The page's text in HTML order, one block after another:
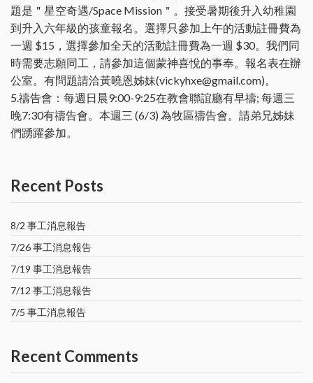
題是＂星空奇遇/Space Mission＂。接受暑期後升入幼稚園
到升入六年級的孩童報名。選擇只參加上午的活動註冊費為
一週 $15，選擇參加全天的活動註冊費為一週 $30。我們同
時需要志願同工，請參加這個蒙神喜悅的事奉。報名表在辦
公室。有問題請洽黃曉恩姊妹(vickyhxe@gmail.com)。
5.禱告會：每週日晨9:00-9:25在教會聯誼廳有早禱; 每週三
晚7:30有禱告會。本週三 (6/3) 為牧區禱告會。請弟兄姊妹
們踴躍參加。
Recent Posts
8/2 事工消息報告
7/26 事工消息報告
7/19 事工消息報告
7/12 事工消息報告
7/5 事工消息報告
Recent Comments